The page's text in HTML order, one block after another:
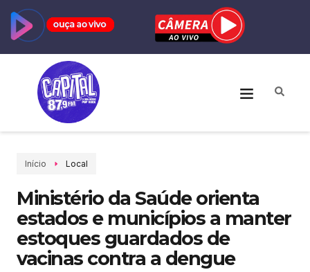
Início Local
Ministério da Saúde orienta
estados e municípios a manter
estoques guardados de
vacinas contra a dengue